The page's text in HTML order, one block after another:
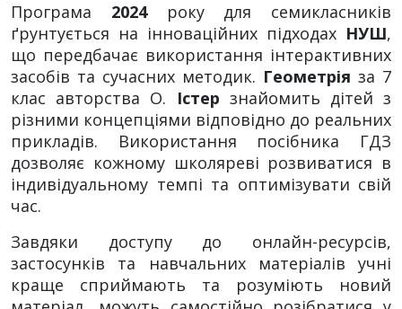
Програма 2024року для семикласників
ґрунтується на інноваційних підходах НУШ,
що передбачає використання інтерактивних
засобів та сучасних методик. Геометрія за 7
клас авторства О.
Істер знайомить дітей з
різними концепціями відповідно до реальних
прикладів. Використання посібника ГДЗ
дозволяє кожному школяреві розвиватися в
індивідуальному темпі та оптимізувати свій
час.
Завдяки доступу до онлайн-ресурсів,
застосунків та навчальних матеріалів учні
краще сприймають та розуміють новий